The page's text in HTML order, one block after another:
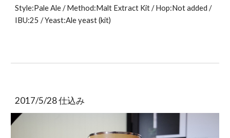
Style:Pale Ale / Method:Malt Extract Kit / Hop:Not added /
IBU:25 / Yeast:Ale yeast (kit)
2017/5/28 仕込み